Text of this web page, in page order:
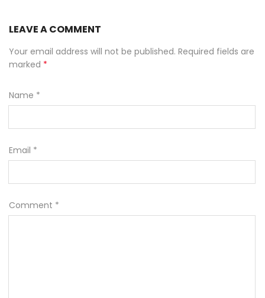
LEAVE A COMMENT
Your email address will not be published. Required fields are
marked *
Name *
Email *
Comment *